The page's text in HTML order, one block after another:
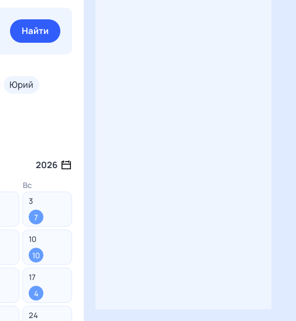
Найти
юрий
2026
Вс
3
7
10
10
17
4
24